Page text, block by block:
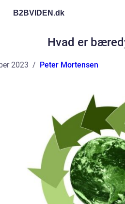
B2BVIDEN.dk
Hvad er
2023 Peter Mortensen